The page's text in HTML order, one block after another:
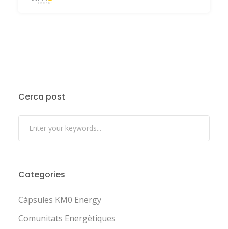
Cerca post
Categories
Càpsules KM0 Energy
Comunitats Energètiques